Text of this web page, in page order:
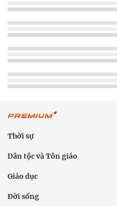
Thời sự
Dân tộc và Tôn giáo
Giáo dục
Đời sống